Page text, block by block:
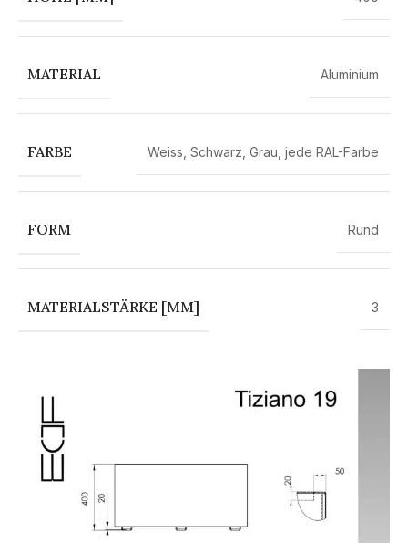
MATERIAL Aluminium
FARBE Weiss Schwarz Grau jede RAL-Farbe
FORM Rund
MATERIALSTÄRKE [MM] 3